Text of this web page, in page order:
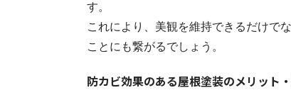
す。
これにより、美観を維持できるだけで
ことにも繋がるでしょう。
防カビ効果のある屋根塗装のメリット